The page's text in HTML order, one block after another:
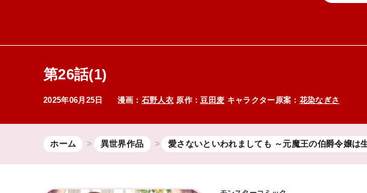
第26話(1)
2025年06月25日 漫画： 石野人衣 原作：豆田麦 キャラクター原案： 花染なぎさ
ホーム 異世界作品 愛さないといわれましても ～元魔王の伯爵令嬢は